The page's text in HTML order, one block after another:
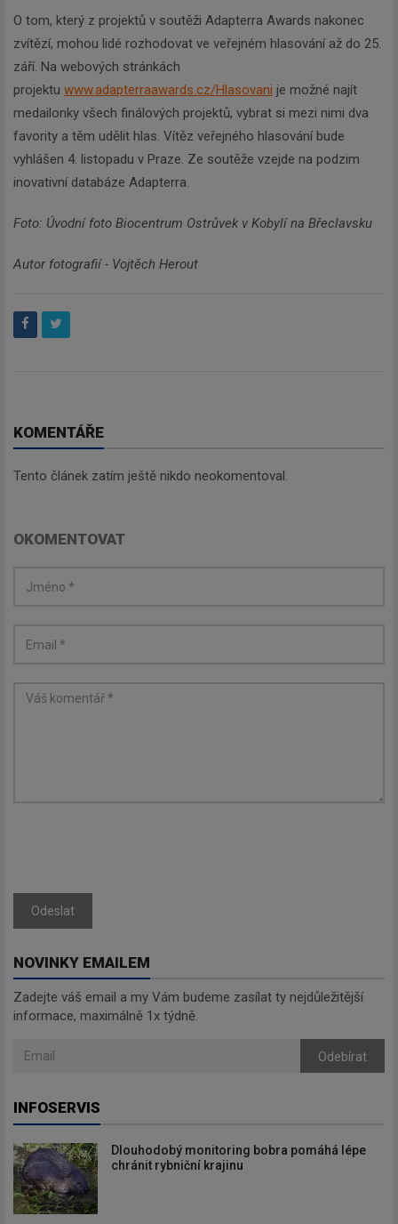
O tom, který z projektů v soutěži Adapterra Awards nakonec
zvítězí, mohou lidé rozhodovat ve veřejném hlasování až do 25.
září. Na webových stránkách
projektu www.adapterraawards.cz/Hlasovani je možné najít
medailonky všech finálových projektů, vybrat si mezi nimi dva
favority a těm udělit hlas. Vítěz veřejného hlasování bude
vyhlášen 4. listopadu v Praze. Ze soutěže vzejde na podzim
inovativní databáze Adapterra.
Foto: Úvodní foto Biocentrum Ostrůvek v Kobylí na Břeclavsku
Autor fotografií - Vojtěch Herout
KOMENTÁŘE
Tento článek zatím ještě nikdo neokomentoval.
OKOMENTOVAT
Odeslat
NOVINKY EMAILEM
Zadejte váš email a my Vám budeme zasílat ty nejdůležitější
informace, maximálně 1x týdně.
Odebírat
INFOSERVIS
Dlouhodobý monitoring bobra pomáhá lépe
chránit rybniční krajinu